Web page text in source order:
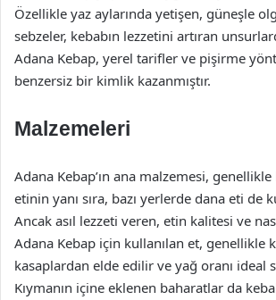
Özellikle yaz aylarında yetişen, güneşle
sebzeler, kebabın lezzetini artıran
Adana Kebap, yerel tarifler ve pişirme
benzersiz bir kimlik kazanmıştır.
Malzemeleri
Adana Kebap’ın ana malzemesi,
etinin yanı sıra, bazı yerlerde dana eti de
Ancak asıl lezzeti veren, etin kalitesi ve
Adana Kebap için kullanılan et, genellikle
kasaplardan elde edilir ve yağ oranı ideal
Kıymanın içine eklenen baharatlar da